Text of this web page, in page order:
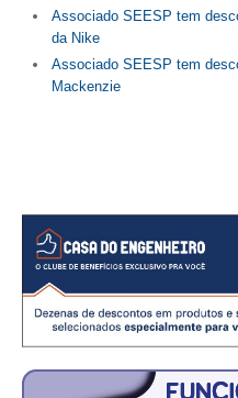
GUIA DAS ENGENHARIAS
SEESP EDUCAÇÃO
PLATAFORMAS GRATUITAS
APOSENTADORIA
Associado SEESP tem
da Nike
Associado SEESP tem
Mackenzie